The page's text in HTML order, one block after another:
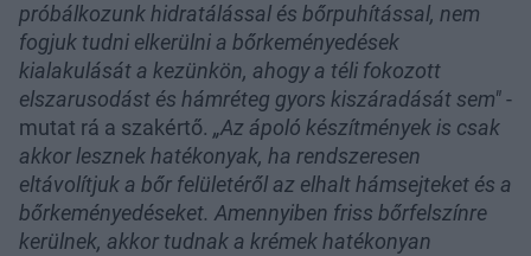
próbálkozunk hidratálással és bőrpuhítással, nem
fogjuk tudni elkerülni a bőrkeményedések
kialakulását a kezünkön, ahogy a téli fokozott
elszarusodást és hámréteg gyors kiszáradását sem"-
mutat rá a szakértő. „Az ápoló készítmények is csak
akkor lesznek hatékonyak, ha rendszeresen
eltávolítjuk a bőr felületéről az elhalt hámsejteket és a
bőrkeményedéseket. Amennyiben friss bőrfelszínre
kerülnek, akkor tudnak a krémek hatékonyan